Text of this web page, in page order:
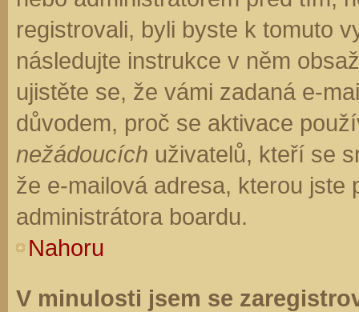
registrovali, byli byste k tomuto
následujte instrukce v něm
ujistěte se, že vámi zadaná e-
důvodem, proč se aktivace
nežádoucích uživatelů, kteří se
že e-mailová adresa, kterou jste
administrátora boardu.
Nahoru
V minulosti jsem se